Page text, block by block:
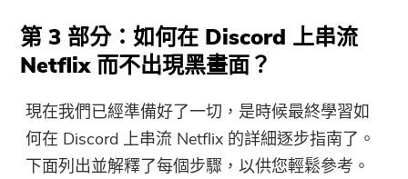
第 3 部分：如何在 Discord 上串流
Netflix 而不出現黑畫面？
現在我們已經準備好了一切，是時候最終學習如
何在 Discord 上串流 Netflix 的詳細逐步指南了。
下面列出並解釋了每個步驟，以供您輕鬆參考。